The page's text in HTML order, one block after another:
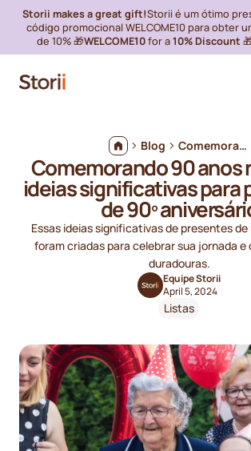
Storii makes a great gift!Storii é um ótimo
código promocional WELCOME10 para obter
de 10% 🎁WELCOME10for a10% Discount
Blog Comemorando 90 anos notáveis: ideias significativas para presentes de 90º aniversário
Comemorando 90 anos
ideias significativas para
de 90º
Essas ideias significativas de presentes de
foram criadas para celebrar sua jornada e
duradouras.
Equipe Storii
April 5, 2024
Listas